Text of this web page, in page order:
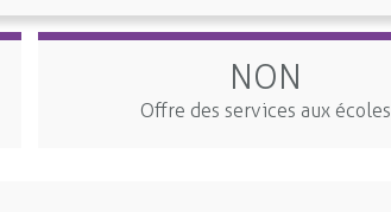
NON
Offre des services aux écoles